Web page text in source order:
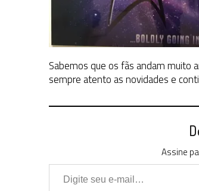
Sabemos que os fãs andam muito
sempre atento as novidades e
Assine
Digite seu e-mail…